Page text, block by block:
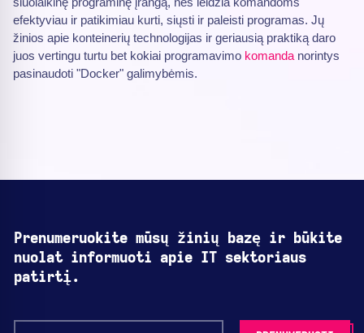
efektyviau ir patikimiau kurti, siųsti ir paleisti programas. Jų
žinios apie konteinerių technologijas ir geriausią praktiką daro
juos vertingu turtu bet kokiai programavimo komanda norintys
pasinaudoti "Docker" galimybėmis.
Prenumeruokite mūsų žinių bazę ir būkite
nuolat informuoti apie IT sektoriaus
patirtį.